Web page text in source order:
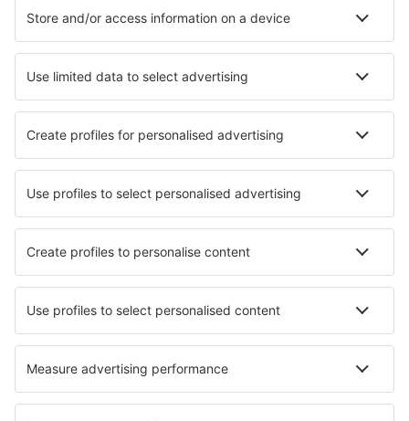
Hoteluri în Finale Ligure Hoteluri în Budoni
Hoteluri în Stresa Hoteluri în Assisi
Hoteluri în Sanremo
Cele mai bune hoteluri - orașe
Hoteluri în Cardenas Hoteluri în Ortaffa
Hoteluri în Vlychada Hoteluri în Ventspils
Hoteluri în Bom Jesus Da Lapa Hoteluri în Nistertal
Hoteluri în Baiculesti Hoteluri în Saint-Denis-le-Ferment
Cele mai bune hoteluri - regiuni